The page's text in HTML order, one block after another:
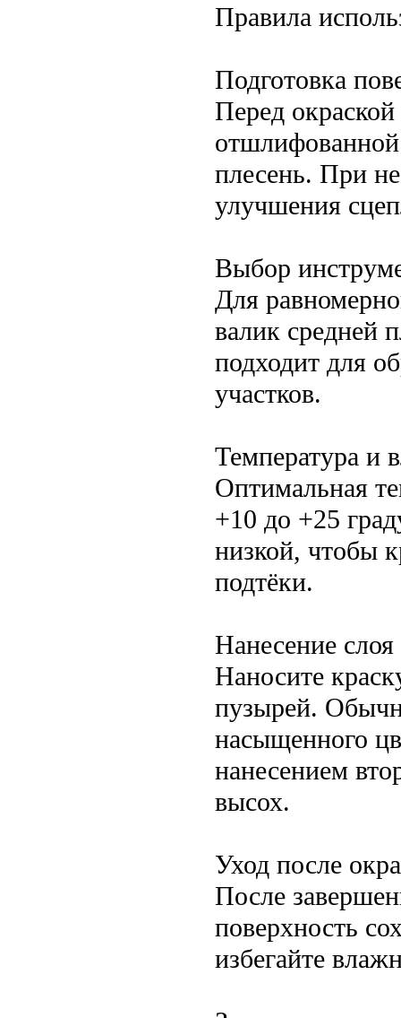
Правила
Подготовка
Перед
плесень. При
улучшения
Выбор
Для
валик средней
подходит для
участков.
Температура и
Оптимальная
+10 до +25
низкой, чтобы
подтёки.
Нанесение слоя
Наносите
пузырей.
насыщенного
нанесением
высох.
Уход после
После
поверхность
избегайте